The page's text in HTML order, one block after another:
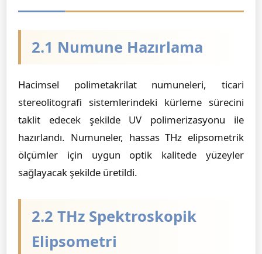
2.1 Numune Hazırlama
Hacimsel polimetakrilat numuneleri, ticari
stereolitografi sistemlerindeki kürleme sürecini
taklit edecek şekilde UV polimerizasyonu ile
hazırlandı. Numuneler, hassas THz elipsometrik
ölçümler için uygun optik kalitede yüzeyler
sağlayacak şekilde üretildi.
2.2 THz Spektroskopik
Elipsometri